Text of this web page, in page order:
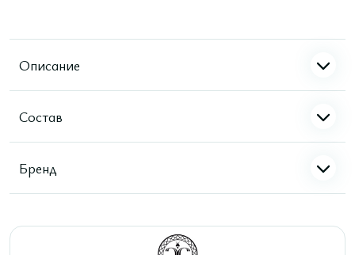
Описание
Состав
Бренд